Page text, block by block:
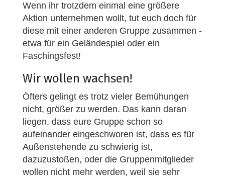
Wenn ihr trotzdem einmal eine größere
Aktion unternehmen wollt, tut euch doch für
diese mit einer anderen Gruppe zusammen -
etwa für ein Geländespiel oder ein
Faschingsfest!
Wir wollen wachsen!
Öfters gelingt es trotz vieler Bemühungen
nicht, größer zu werden. Das kann daran
liegen, dass eure Gruppe schon so
aufeinander eingeschworen ist, dass es für
Außenstehende zu schwierig ist,
dazuzustoßen, oder die Gruppenmitglieder
wollen nicht mehr werden, weil sie sehr